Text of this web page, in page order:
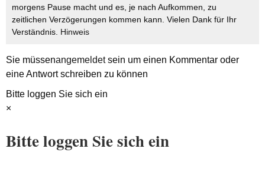
morgens Pause macht und es, je nach Aufkommen, zu
zeitlichen Verzögerungen kommen kann. Vielen Dank für Ihr
Verständnis. Hinweis
Sie müssenangemeldetsein um einen Kommentar oder
eine Antwort schreiben zu können
Bitte loggen Sie sich ein
×
Bitte loggen Sie sich ein